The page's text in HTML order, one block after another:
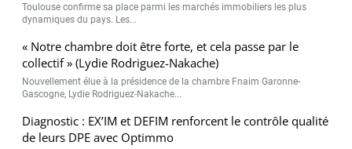
Toulouse confirme sa place parmi les marchés immobiliers les plus
dynamiques du pays. Les...
« Notre chambre doit être forte, et cela passe par le
collectif » (Lydie Rodriguez-Nakache)
Nouvellement élue à la présidence de la chambre Fnaim Garonne-
Gascogne, Lydie Rodriguez-Nakache...
Diagnostic : EX’IM et DEFIM renforcent le contrôle qualité
de leurs DPE avec Optimmo